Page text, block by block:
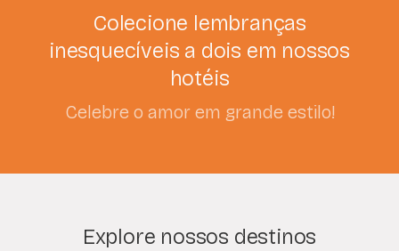
Colecione lembranças
inesquecíveis a dois em nossos
hotéis
Celebre o amor em grande estilo!
Explore nossos destinos